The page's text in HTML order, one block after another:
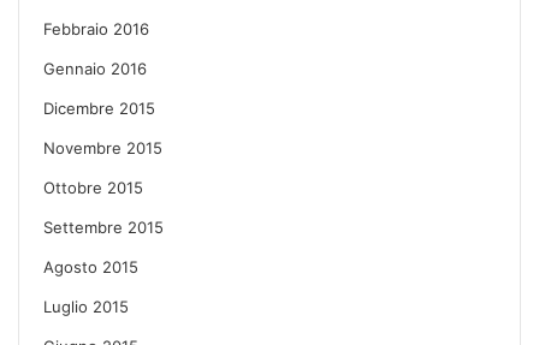
Febbraio 2016
Gennaio 2016
Dicembre 2015
Novembre 2015
Ottobre 2015
Settembre 2015
Agosto 2015
Luglio 2015